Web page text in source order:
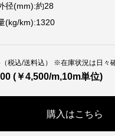
径(mm):約28
(kg/km):1320
税込/送料込） ※在庫状況は日々
(￥4,500/m,10m単位)
購入はこちら